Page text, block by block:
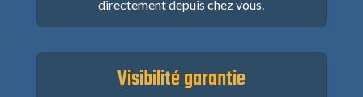
directement depuis chez vous.
Visibilité garantie